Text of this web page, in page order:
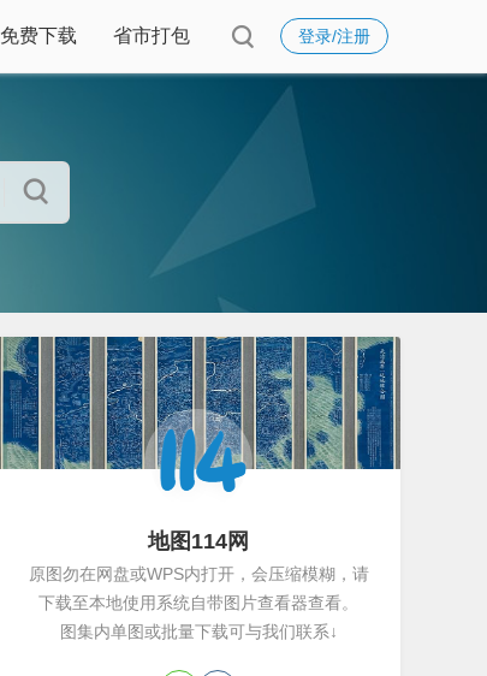
登录/注册
免费下载 省市打包
地图114网
原图勿在网盘或WPS内打开，会压缩模糊，请
下载至本地使用系统自带图片查看器查看。
图集内单图或批量下载可与我们联系↓